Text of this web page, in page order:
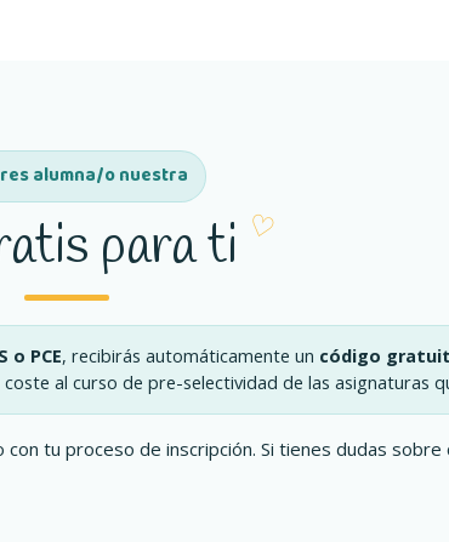
alumna/o nuestra
para ti
o PCE, recibirás automáticamente un código
al curso de pre-selectividad de las asignaturas
tu proceso de inscripción. Si tienes dudas sobre